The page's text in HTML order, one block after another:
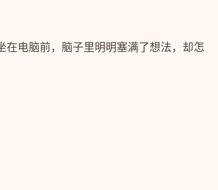
电脑前，脑子里明明塞满了想法，却怎